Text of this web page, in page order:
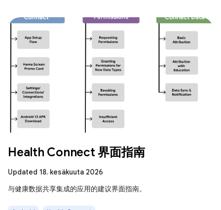
Health Connect 界面指南
Updated 18. kesäkuuta 2026
与健康数据共享集成的应用的建议界面指南。